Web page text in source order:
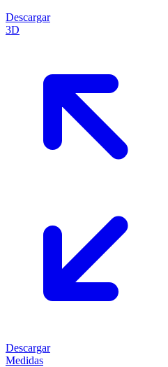
Descargar
3D
Descargar
Medidas